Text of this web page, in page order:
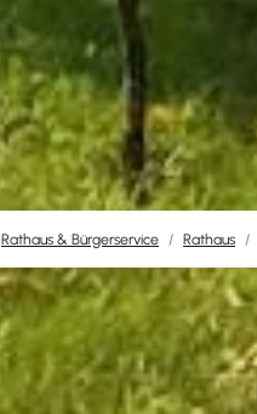
Rathaus & Bürgerservice Rathaus